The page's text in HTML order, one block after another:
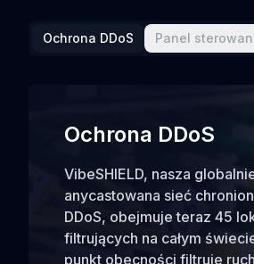
Ochrona DDoS Panel
Ochrona DDoS
VibeSHIELD, nasza
anycastowana sieć
DDoS, obejmuje teraz 45
filtrujących na całym
punkt obecności filtruje